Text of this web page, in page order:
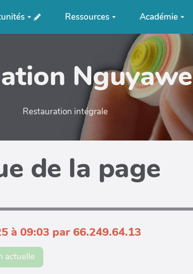
Ressources Académie
Nguyawe
Restauration intégrale
de la page
à 09:03 par 66.249.64.13
actuelle